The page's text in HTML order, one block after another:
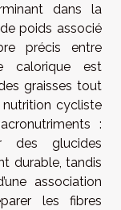
dans la
poids associé
précis entre
calorique est
graisses tout
cycliste
:
des glucides
durable, tandis
association
les fibres